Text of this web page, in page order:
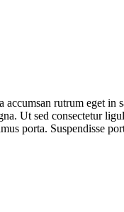
rutrum eget in
Ut sed consectetur
porta. Suspendisse